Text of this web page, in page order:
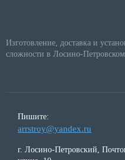
Изготовление, доставка и
сложности в Лосино-Петровском
Пишите:
arrstroy@yandex.ru
г. Лосино-Петровский,